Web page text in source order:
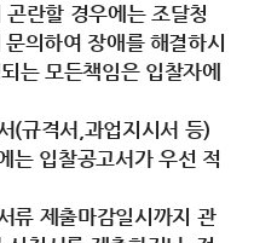
란할 경우에는 조달청
의하여 장애를 해결하시
는 모든책임은 입찰자에
(규격서,과업지시서 등)
는 입찰공고서가 우선 적
류 제출마감일시까지 관